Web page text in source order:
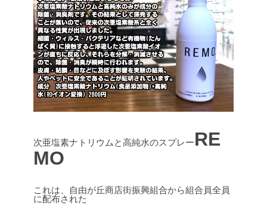
次亜塩素ナトリウムと高純水のスプレーRE
MO
これは、自由が丘商店街振興組合から組合員全員
に配布された